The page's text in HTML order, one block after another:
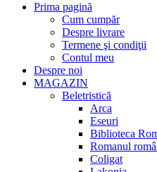
Prima pagină
Cum cumpăr
Despre livrare
Termene şi condiţii
Contul meu
Despre noi
MAGAZIN
Beletristică
Arca
Eseuri
Biblioteca
Romanul
Coligat